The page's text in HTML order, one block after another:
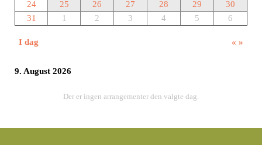
24
25 26 27 28 29
30
31
1 2 3 4 5 6
I dag « »
9. August 2026
Der er ingen arrangementer den valgte dag.